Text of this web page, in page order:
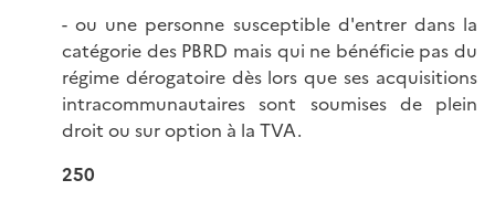
- ou une personne susceptible d'entrer dans la
catégorie des PBRD mais qui ne bénéficie pas du
régime dérogatoire dès lors que ses acquisitions
intracommunautaires sont soumises de plein
droit ou sur option à la TVA.
250